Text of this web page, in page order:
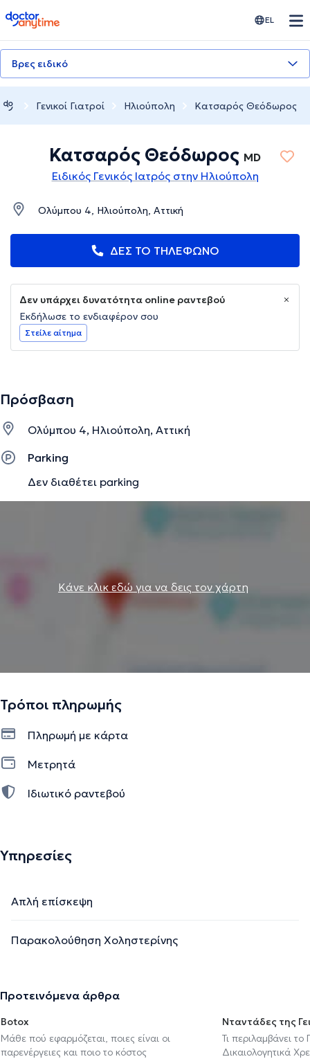
doctoranytime EL
Βρες ειδικό
Γενικοί Γιατροί Ηλιούπολη Κατσαρός Θεόδωρος
Κατσαρός Θεόδωρος ΜD
Ειδικός Γενικός Ιατρός στην Ηλιούπολη
Ολύμπου 4, Ηλιούπολη, Αττική
ΔΕΣ ΤΟ ΤΗΛΕΦΩΝΟ
Δεν υπάρχει δυνατότητα online ραντεβού
Εκδήλωσε το ενδιαφέρον σου
Στείλε αίτημα
Πρόσβαση
Ολύμπου 4, Ηλιούπολη, Αττική
Parking
Δεν διαθέτει parking
Κάνε κλικ εδώ για να δεις τον χάρτη
Τρόποι πληρωμής
Πληρωμή με κάρτα
Μετρητά
Ιδιωτικό ραντεβού
Υπηρεσίες
Απλή επίσκεψη
Παρακολούθηση Χοληστερίνης
Προτεινόμενα άρθρα
Botox
Μάθε πού εφαρμόζεται, ποιες είναι οι
παρενέργειες και ποιο το κόστος
Νταντάδες της
Τι περιλαμβάνει
Δικαιολογητικά